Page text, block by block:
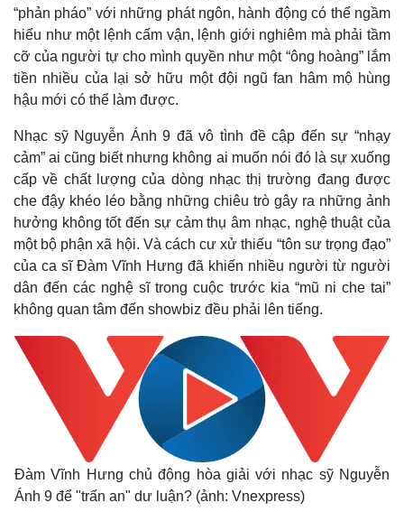
Kinh tế
Bất động sản
Thị trường
Giá vàng
“phản pháo” với những phát ngôn, hành động có thể ngầm
hiểu như một lệnh cấm vận, lệnh giới nghiêm mà phải tầm
cỡ của người tự cho mình quyền như một “ông hoàng” lắm
tiền nhiều của lại sở hữu một đội ngũ fan hâm mộ hùng
hậu mới có thể làm được.
Nhạc sỹ Nguyễn Ánh 9 đã vô tình đề cập đến sự “nhạy
cảm” ai cũng biết nhưng không ai muốn nói đó là sự xuống
cấp về chất lượng của dòng nhạc thị trường đang được
che đậy khéo léo bằng những chiêu trò gây ra những ảnh
hưởng không tốt đến sự cảm thụ âm nhạc, nghệ thuật của
một bộ phận xã hội. Và cách cư xử thiếu “tôn sư trọng đạo”
của ca sĩ Đàm Vĩnh Hưng đã khiến nhiều người từ người
dân đến các nghệ sĩ trong cuộc trước kia “mũ ni che tai”
không quan tâm đến showbiz đều phải lên tiếng.
Đàm Vĩnh Hưng chủ động hòa giải với nhạc sỹ Nguyễn
Ánh 9 để "trấn an" dư luận? (ảnh: Vnexpress)